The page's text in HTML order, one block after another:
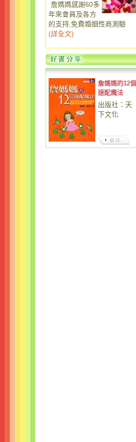
詹媽媽感謝60多
年來會員及各方
的支持,免費婚姻性商測驗
(詳全文)
詹媽媽的12個
速配魔法
出版社：天
下文化